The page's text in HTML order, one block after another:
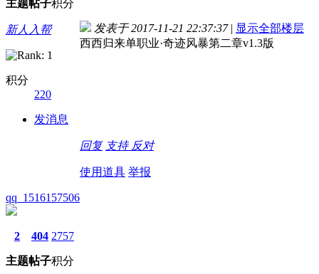
主题帖子积分
新人入帮
积分
220
发消息
发表于 2017-11-21 22:37:37 | 显示全部楼层
西西归来单职业·奇迹风暴第二章v1.3版
回复 支持 反对
使用道具 举报
qq_1516157506
2
主题
404
帖子
2757
积分